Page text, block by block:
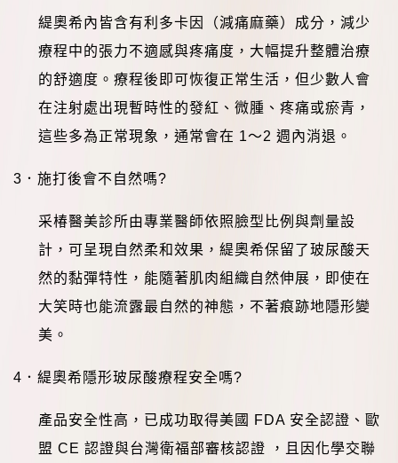
緹奧希內皆含有利多卡因（減痛麻藥）成分，減少
療程中的張力不適感與疼痛度，大幅提升整體治療
的舒適度。療程後即可恢復正常生活，但少數人會
在注射處出現暫時性的發紅、微腫、疼痛或瘀青，
這些多為正常現象，通常會在 1～2 週內消退。
3 ． 施打後會不自然嗎?
采椿醫美診所由專業醫師依照臉型比例與劑量設
計，可呈現自然柔和效果，緹奧希保留了玻尿酸天
然的黏彈特性，能隨著肌肉組織自然伸展，即使在
大笑時也能流露最自然的神態，不著痕跡地隱形變
美。
4 ． 緹奧希隱形玻尿酸療程安全嗎?
產品安全性高，已成功取得美國 FDA 安全認證、歐
盟 CE 認證與台灣衛福部審核認證
，且因化學交聯